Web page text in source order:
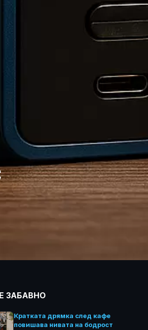
ЗАБАВНО
Кратката дрямка след кафе
повишава нивата на бодрост